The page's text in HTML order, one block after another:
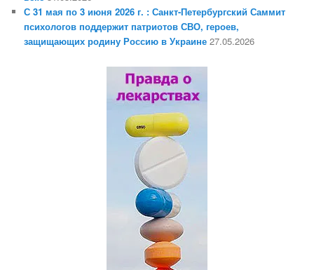
С 31 мая по 3 июня 2026 г. : Санкт-Петербургский Саммит
психологов поддержит патриотов СВО, героев,
защищающих родину Россию в Украине 27.05.2026